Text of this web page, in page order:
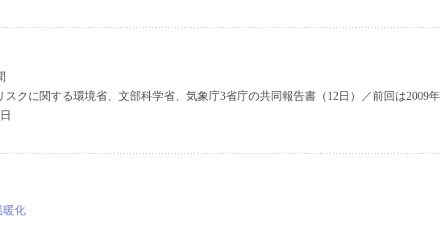
スクに関する環境省、文部科学省、気象庁3省庁の共同報告書（12日）／前回は2009年
暖化